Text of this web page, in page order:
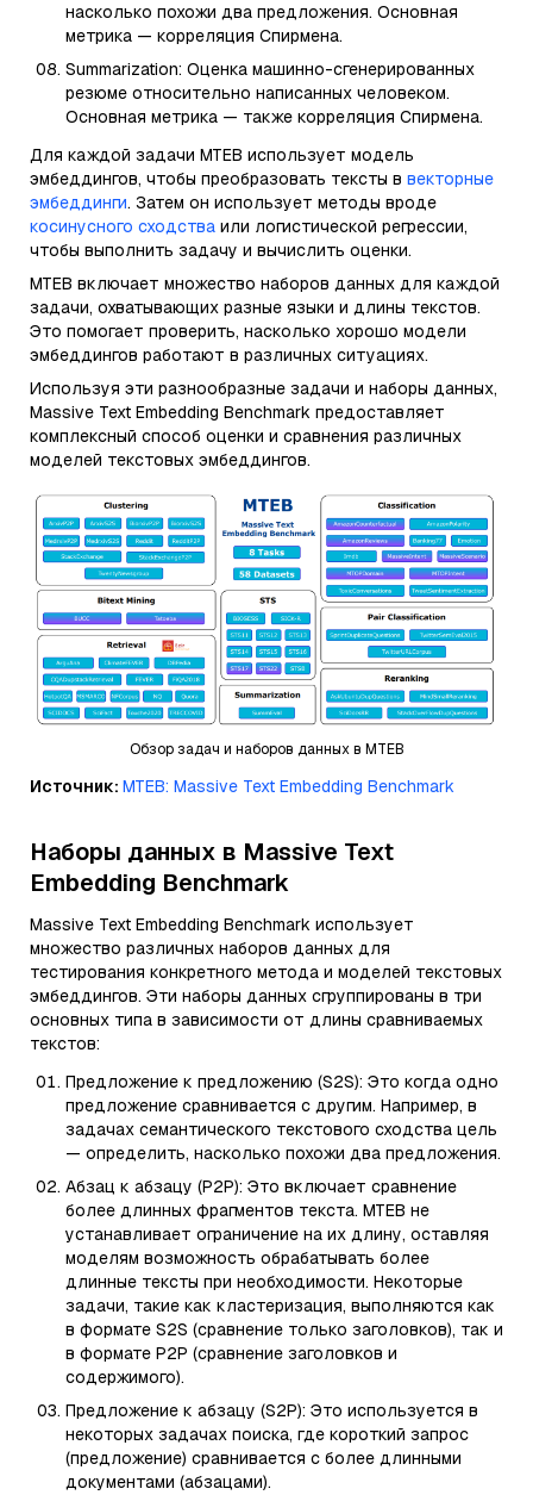
насколько похожи два предложения. Основная
метрика — корреляция Спирмена.
Summarization: Оценка машинно-сгенерированных
резюме относительно написанных человеком.
Основная метрика — также корреляция Спирмена.
Для каждой задачи MTEB использует модель
эмбеддингов, чтобы преобразовать тексты в векторные
эмбеддинги. Затем он использует методы вроде
косинусного сходства или логистической регрессии,
чтобы выполнить задачу и вычислить оценки.
MTEB включает множество наборов данных для каждой
задачи, охватывающих разные языки и длины текстов.
Это помогает проверить, насколько хорошо модели
эмбеддингов работают в различных ситуациях.
Используя эти разнообразные задачи и наборы данных,
Massive Text Embedding Benchmark предоставляет
комплексный способ оценки и сравнения различных
моделей текстовых эмбеддингов.
Обзор задач и наборов данных в MTEB
Источник: MTEB: Massive Text Embedding Benchmark
Наборы данных в Massive Text
Embedding Benchmark
Massive Text Embedding Benchmark использует
множество различных наборов данных для
тестирования конкретного метода и моделей текстовых
эмбеддингов. Эти наборы данных сгруппированы в три
основных типа в зависимости от длины сравниваемых
текстов:
Предложение к предложению (S2S): Это когда одно
предложение сравнивается с другим. Например, в
задачах семантического текстового сходства цель
— определить, насколько похожи два предложения.
Абзац к абзацу (P2P): Это включает сравнение
более длинных фрагментов текста. MTEB не
устанавливает ограничение на их длину, оставляя
моделям возможность обрабатывать более
длинные тексты при необходимости. Некоторые
задачи, такие как кластеризация, выполняются как
в формате S2S (сравнение только заголовков), так и
в формате P2P (сравнение заголовков и
содержимого).
Предложение к абзацу (S2P): Это используется в
некоторых задачах поиска, где короткий запрос
(предложение) сравнивается с более длинными
документами (абзацами).